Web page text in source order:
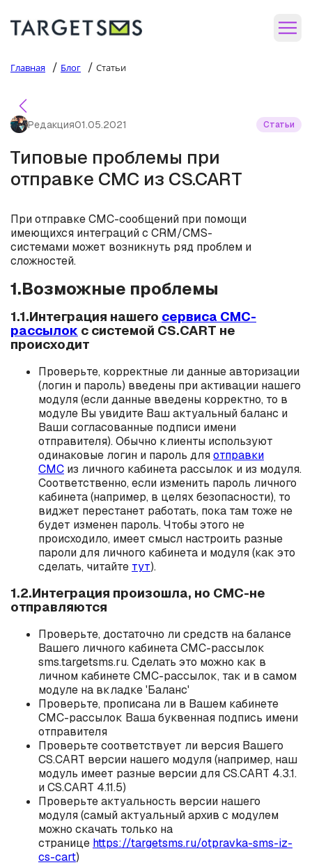
Главная / Блог / Статьи
Редакция01.05.2021 Статьи
Типовые проблемы при
отправке СМС из CS.CART
При отправке СМС-сообщений при помощи
имеющихся интеграций с CRM/CMS-
системами может возникнуть ряд проблем и
сложностей.
1.Возможные проблемы
1.1.Интеграция нашего сервиса СМС-
рассылок с системой CS.CART не
происходит
Проверьте, корректные ли данные авторизации
(логин и пароль) введены при активации нашего
модуля (если данные введены корректно, то в
модуле Вы увидите Ваш актуальный баланс и
Ваши согласованные подписи имени
отправителя). Обычно клиенты используют
одинаковые логин и пароль дляотправки
СМС из личного кабинета рассылок и из модуля.
Соответственно, если изменить пароль личного
кабинета (например, в целях безопасности), то
виджет перестанет работать, пока там тоже не
будет изменен пароль. Чтобы этого не
происходило, имеет смысл настроить разные
пароли для личного кабинета и модуля (как это
сделать, читайте тут).
1.2.Интеграция произошла, но СМС-не
отправляются
Проверьте, достаточно ли средств на балансе
Вашего личного кабинета СМС-рассылок
sms.targetsms.ru. Сделать это можно как в
личном кабинете СМС-рассылок, так и в самом
модуле на вкладке 'Баланс'
Проверьте, прописана ли в Вашем кабинете
СМС-рассылок Ваша буквенная подпись имени
отправителя
Проверьте соответствует ли версия Вашего
CS.CART версии нашего модуля (например, наш
модуль имеет разные версии для CS.CART 4.3.1.
и CS.CART 4.11.5)
Проверьте актуальность версии нашего
модуля (самый актуальный архив с модулем
можно скачать только на
странице https://targetsms.ru/otpravka-sms-iz-
cs-cart)